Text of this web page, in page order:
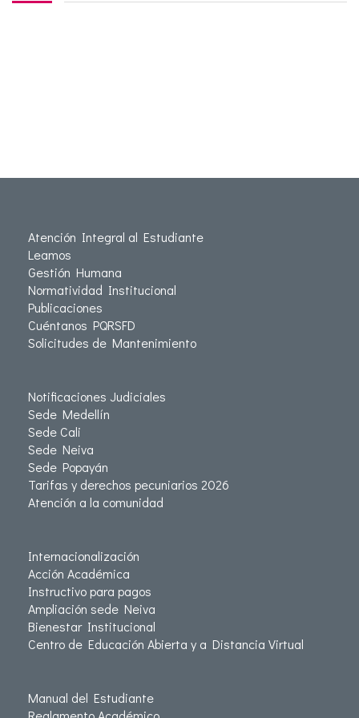
Atención Integral al Estudiante
Leamos
Gestión Humana
Normatividad Institucional
Publicaciones
Cuéntanos PQRSFD
Solicitudes de Mantenimiento
Notificaciones Judiciales
Sede Medellín
Sede Cali
Sede Neiva
Sede Popayán
Tarifas y derechos pecuniarios 2026
Atención a la comunidad
Internacionalización
Acción Académica
Instructivo para pagos
Ampliación sede Neiva
Bienestar Institucional
Centro de Educación Abierta y a Distancia Virtual
Manual del Estudiante